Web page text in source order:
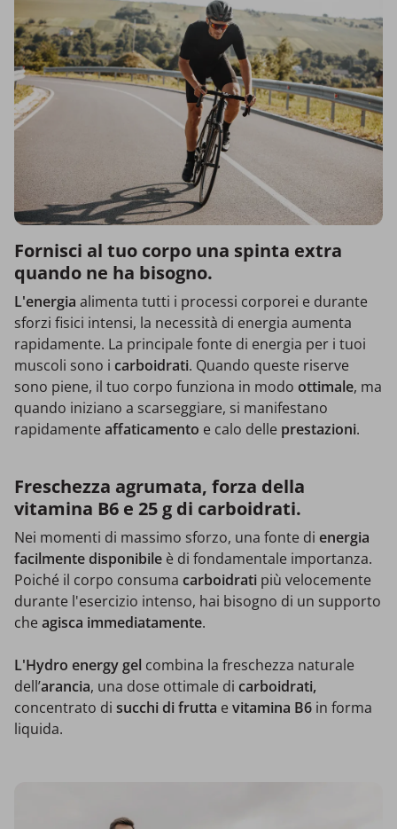
Fornisci al tuo corpo una spinta extra
quando ne ha bisogno.
L'energia alimenta tutti i processi corporei e durante
sforzi fisici intensi, la necessità di energia aumenta
rapidamente. La principale fonte di energia per i tuoi
muscoli sono i carboidrati. Quando queste riserve
sono piene, il tuo corpo funziona in modo ottimale, ma
quando iniziano a scarseggiare, si manifestano
rapidamente affaticamento e calo delle prestazioni.
Freschezza agrumata, forza della
vitamina B6 e 25 g di carboidrati.
Nei momenti di massimo sforzo, una fonte di energia
facilmente disponibile è di fondamentale importanza.
Poiché il corpo consuma carboidrati più velocemente
durante l'esercizio intenso, hai bisogno di un supporto
che agisca immediatamente.
L'Hydro energy gel combina la freschezza naturale
dell’arancia, una dose ottimale di carboidrati,
concentrato di succhi di frutta e vitamina B6 in forma
liquida.